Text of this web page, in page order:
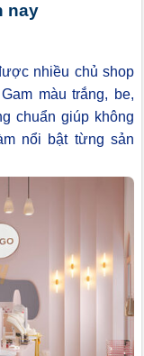
nay
nhiều chủ shop
màu trắng, be,
chuẩn giúp không
nổi bật từng sản